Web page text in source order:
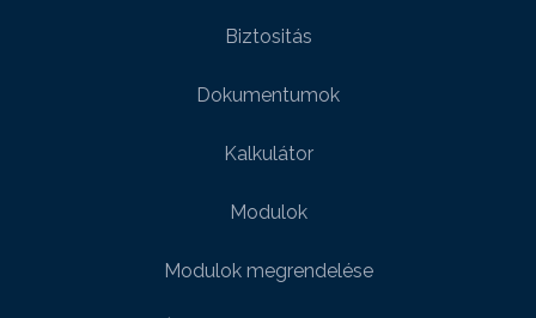
Biztositás
Dokumentumok
Kalkulátor
Modulok
Modulok megrendelése